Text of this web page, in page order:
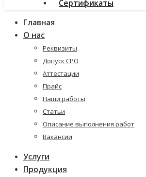
Сертификаты
Главная
О нас
Реквизиты
Допуск СРО
Аттестации
Прайс
Наши работы
Статьи
Описание выполнения работ
Вакансии
Услуги
Продукция